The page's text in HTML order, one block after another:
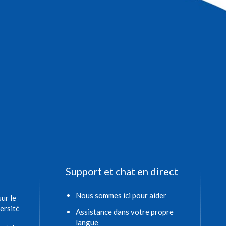
le
Support et chat en direct
Nous sommes ici pour aider
Assistance dans votre propre
langue